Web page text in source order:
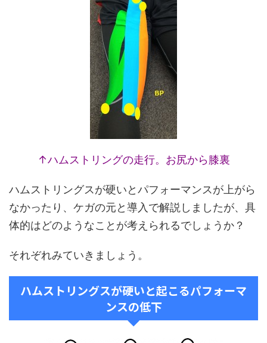
↑ハムストリングの走行。お尻から膝裏
ハムストリングスが硬いとパフォーマンスが上がら
なかったり、ケガの元と導入で解説しましたが、具
体的はどのようなことが考えられるでしょうか？
それぞれみていきましょう。
ハムストリングスが硬いと起こるパフォーマ
ンスの低下